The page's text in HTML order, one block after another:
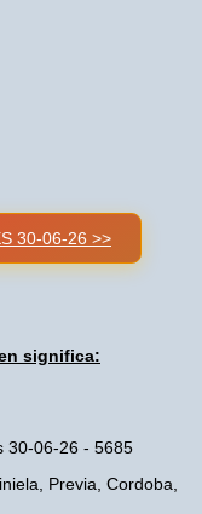
30-06-26 >>
significa:
06-26 - 5685
Previa, Cordoba,